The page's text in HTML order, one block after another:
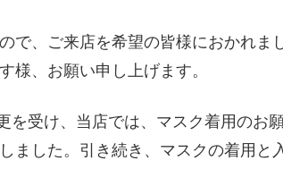
で、ご来店を希望の皆様におかれま
様、お願い申し上げます。
を受け、当店では、マスク着用のお
ました。引き続き、マスクの着用と